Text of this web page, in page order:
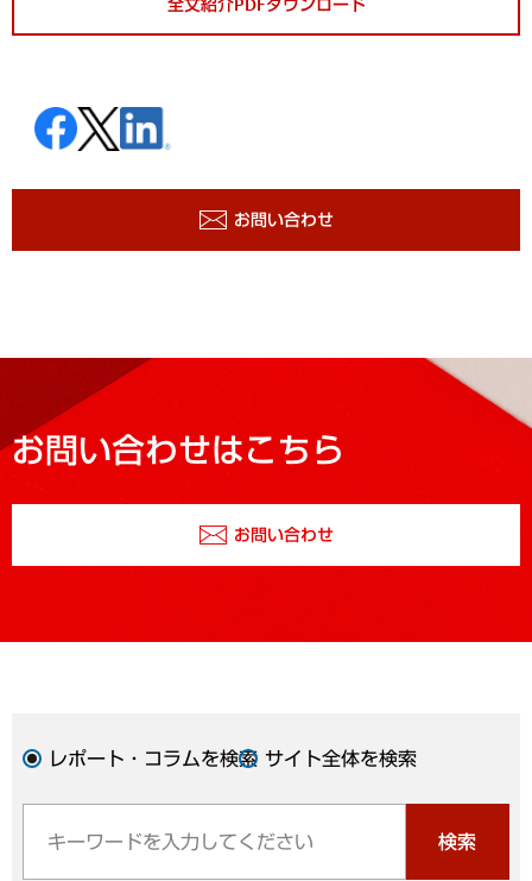
お問い合わせ
お問い合わせはこちら
お問い合わせ
レポート・コラムを検索 サイト全体を検索
検索